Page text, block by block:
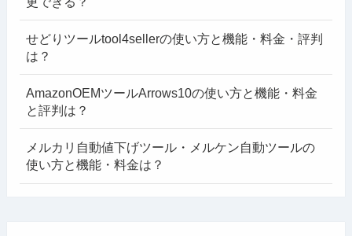
せどりツールtool4sellerの使い方と機能・料金・評判
は？
AmazonOEMツールArrows10の使い方と機能・料金
と評判は？
メルカリ自動値下げツール・メルケン自動ツールの
使い方と機能・料金は？